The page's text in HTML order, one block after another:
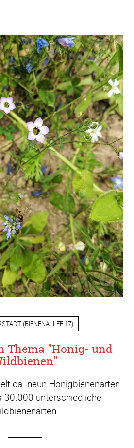
(BIENENALLEE 17)
Thema "Honig- und
ca. neun Honigbienenarten
30.000 unterschiedliche